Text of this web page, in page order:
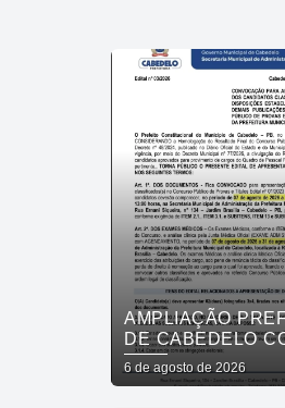
AMPLIAÇÃO
DE CABEDELO
APROVADOS EM
CONCURSO
6 de agosto de 2026